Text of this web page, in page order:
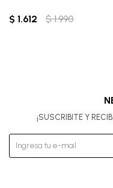
$ 1.612 $ 1.990
¡SUSCRIBITE Y